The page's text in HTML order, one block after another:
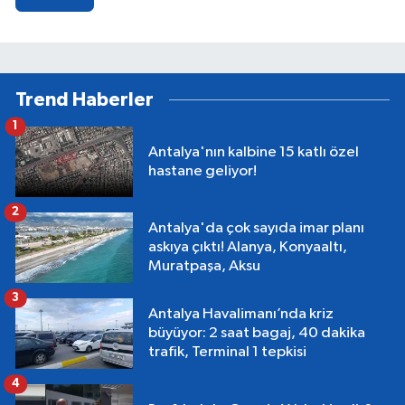
Trend Haberler
Antalya'nın kalbine 15 katlı özel
hastane geliyor!
1
Antalya'da çok sayıda imar planı
askıya çıktı! Alanya, Konyaaltı,
Muratpaşa, Aksu
2
Antalya Havalimanı’nda kriz
büyüyor: 2 saat bagaj, 40 dakika
trafik, Terminal 1 tepkisi
3
4